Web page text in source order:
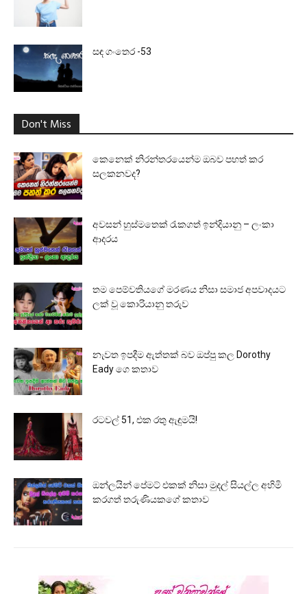
සඳ ගංතෙර -53
Don't Miss
කෙනෙක් නිරන්තරයෙන්ම ඔබව පහත් කර
සලකනවද?
අවසන් හුස්මතෙක් රැකගත් ඉන්දියානු – ලංකා
ආදරය
තම පෙම්වතියගේ මරණය නිසා සමාජ අපවාදයට
ලක් වූ කොරියානු තරුව
නැවත ඉපදීම ඇත්තක් බව ඔප්පු කල Dorothy
Eady ගෙ කතාව
රටවල් 51, එක රතු ඇඳුමයි!
ඔන්ලයින් පේමට් එකක් නිසා මුදල් සියල්ල අහිමි
කරගත් තරුණියකගේ කතාව